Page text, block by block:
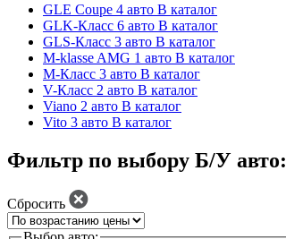
GLE Coupe 4 авто В каталог
GLK-Класс 6 авто В каталог
GLS-Класс 3 авто В каталог
M-klasse AMG 1 авто В каталог
M-Класс 3 авто В каталог
V-Класс 2 авто В каталог
Viano 2 авто В каталог
Vito 3 авто В каталог
Фильтр по выбору Б/У авто:
Сбросить